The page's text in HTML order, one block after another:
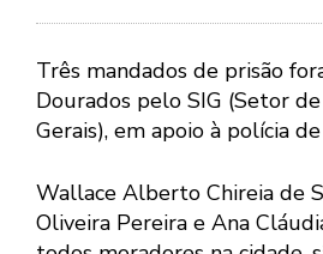
Três mandados de prisão
Dourados pelo SIG (Setor
Gerais), em apoio à polícia
Wallace Alberto Chireia de
Oliveira Pereira e Ana